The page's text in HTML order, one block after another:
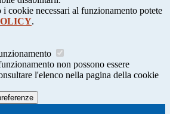
i cookie necessari al funzionamento potete
.
non possono essere
l'elenco nella pagina della cookie